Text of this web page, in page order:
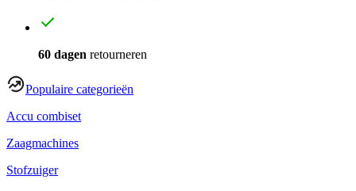
60 dagen retourneren
Populaire categorieën
Accu combiset
Zaagmachines
Stofzuiger